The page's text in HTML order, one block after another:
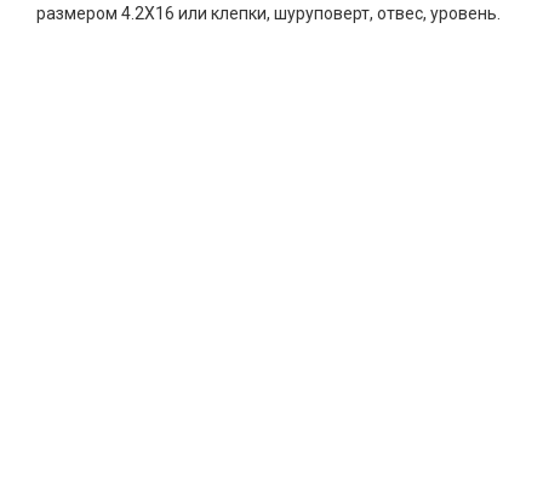
размером 4.2Х16 или клепки, шуруповерт, отвес, уровень.